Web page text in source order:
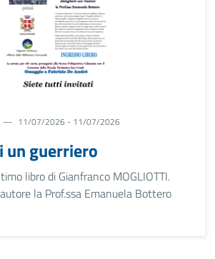
11/07/2026 - 11/07/2026
un guerriero
libro di Gianfranco MOGLIOTTI.
la Prof.ssa Emanuela Bottero